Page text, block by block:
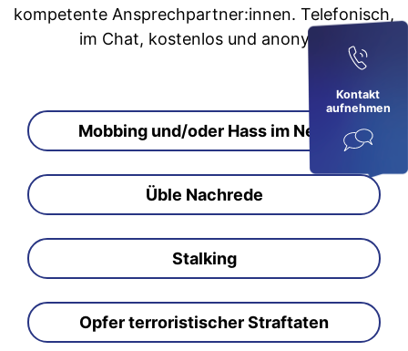
Kontakt
aufnehmen
kompetente Ansprechpartner:innen. Telefonisch,
im Chat, kostenlos und anonym.
Mobbing und/oder Hass im Netz
Üble Nachrede
Stalking
Opfer terroristischer Straftaten